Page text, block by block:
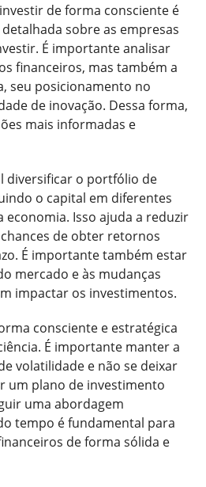
de forma consciente é
sobre as empresas
É importante analisar
financeiros, mas também a
seu posicionamento no
de inovação. Dessa forma,
mais informadas e
diversificar o portfólio de
o capital em diferentes
economia. Isso ajuda a reduzir
de obter retornos
É importante também estar
mercado e às mudanças
impactar os investimentos.
consciente e estratégica
É importante manter a
volatilidade e não se deixar
um plano de investimento
uma abordagem
tempo é fundamental para
de forma sólida e